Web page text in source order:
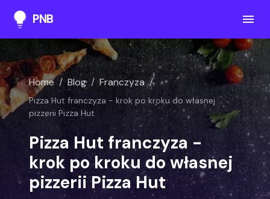
PNB
Home / Blog / Franczyza /
Pizza Hut franczyza - krok po kroku do własnej
pizzerii Pizza Hut
Pizza Hut franczyza -
krok po kroku do własnej
pizzerii Pizza Hut